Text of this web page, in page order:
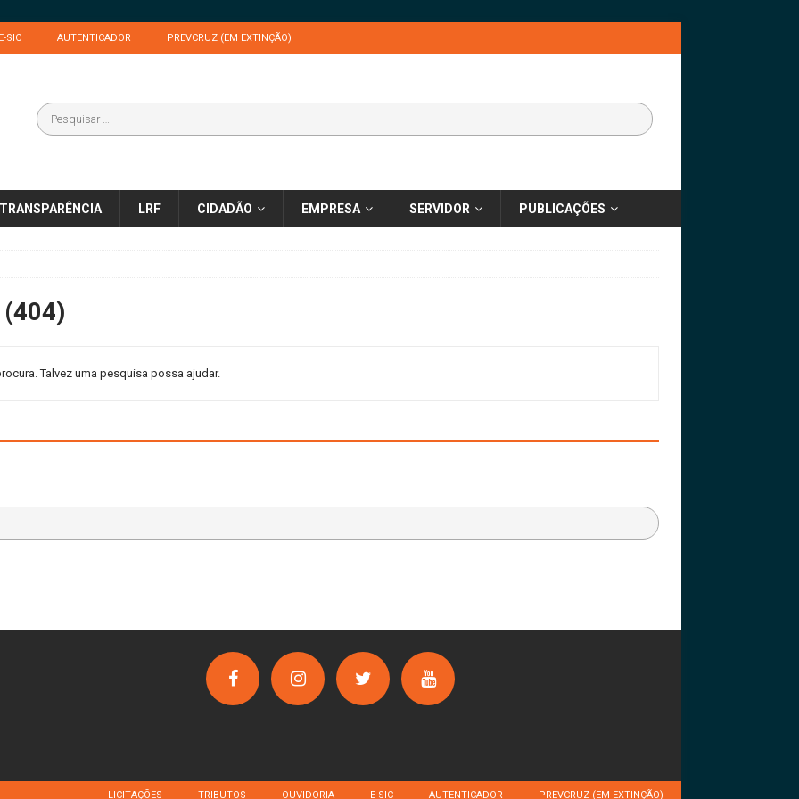
SIC AUTENTICADOR PREVCRUZ (EM EXTINÇÃO)
TRANSPARÊNCIA LRF CIDADÃO EMPRESA SERVIDOR PUBLICAÇÕES
Talvez uma pesquisa possa ajudar.
LICITAÇÕES TRIBUTOS OUVIDORIA E-SIC AUTENTICADOR PREVCRUZ (EM EXTINÇÃO)